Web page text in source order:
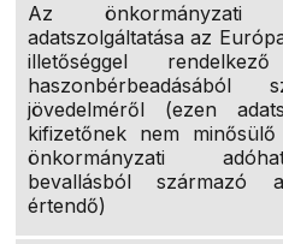
Az önkormányzati
adatszolgáltatása az
illetőséggel
jövedelméről (ezen
kifizetőnek nem
önkormányzati
bevallásból származó
értendő)